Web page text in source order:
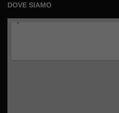
DOVE SIAMO